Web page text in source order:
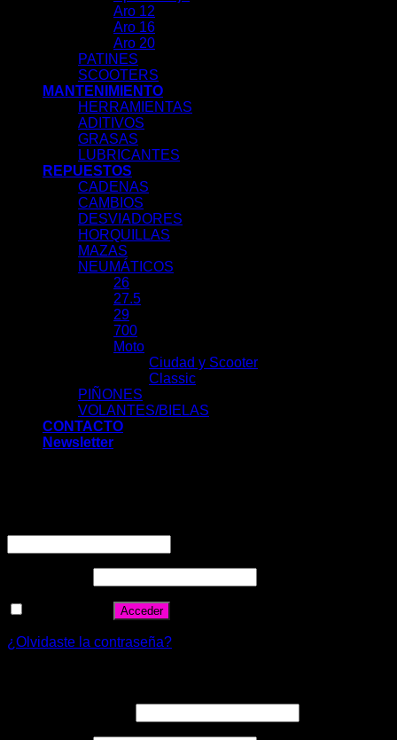
Aro 12
Aro 16
Aro 20
PATINES
SCOOTERS
MANTENIMIENTO
HERRAMIENTAS
ADITIVOS
GRASAS
LUBRICANTES
REPUESTOS
CADENAS
CAMBIOS
DESVIADORES
HORQUILLAS
MAZAS
NEUMÁTICOS
26
27.5
29
700
Moto
Ciudad y Scooter
Classic
PIÑONES
VOLANTES/BIELAS
CONTACTO
Newsletter
Acceder
¿Olvidaste la contraseña?